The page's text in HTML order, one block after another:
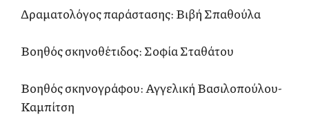
Δραματολόγος παράστασης: Βιβή Σπαθούλα
Βοηθός σκηνοθέτιδος: Σοφία Σταθάτου
Βοηθός σκηνογράφου: Αγγελική Βασιλοπούλου-
Καμπίτση